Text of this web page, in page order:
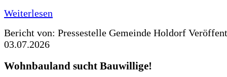
Weiterlesen
Bericht von: Pressestelle Gemeinde Holdorf
03.07.2026
Wohnbauland sucht Bauwillige!